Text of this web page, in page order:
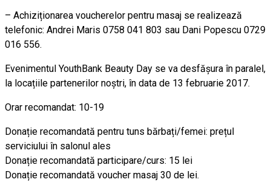
– Achiziționarea voucherelor pentru masaj se realizează
telefonic: Andrei Maris 0758 041 803 sau Dani Popescu 0729
016 556.
Evenimentul YouthBank Beauty Day se va desfășura în paralel,
la locațiile partenerilor noștri, în data de 13 februarie 2017.
Orar recomandat: 10-19
Donație recomandată pentru tuns bărbați/femei: prețul
serviciului în salonul ales
Donație recomandată participare/curs: 15 lei
Donație recomandată voucher masaj 30 de lei.